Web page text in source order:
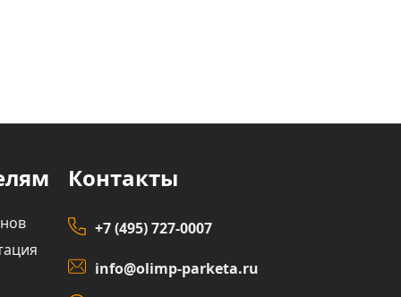
Контакты
+7 (495) 727-0007
info@olimp-parketa.ru